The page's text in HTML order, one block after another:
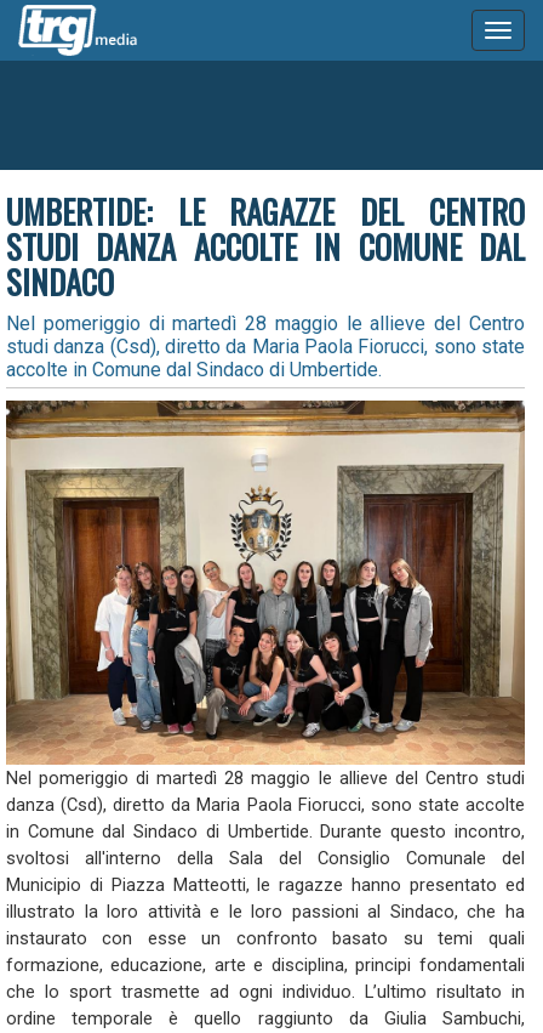
UMBERTIDE: LE RAGAZZE DEL CENTRO
STUDI DANZA ACCOLTE IN COMUNE DAL
SINDACO
Nel pomeriggio di martedì 28 maggio le allieve del Centro
studi danza (Csd), diretto da Maria Paola Fiorucci, sono state
accolte in Comune dal Sindaco di Umbertide.
Nel pomeriggio di martedì 28 maggio le allieve del Centro studi
danza (Csd), diretto da Maria Paola Fiorucci, sono state accolte
in Comune dal Sindaco di Umbertide. Durante questo incontro,
svoltosi all'interno della Sala del Consiglio Comunale del
Municipio di Piazza Matteotti, le ragazze hanno presentato ed
illustrato la loro attività e le loro passioni al Sindaco, che ha
instaurato con esse un confronto basato su temi quali
formazione, educazione, arte e disciplina, principi fondamentali
che lo sport trasmette ad ogni individuo. L’ultimo risultato in
ordine temporale è quello raggiunto da Giulia Sambuchi,